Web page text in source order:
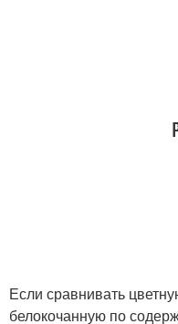
Если сравнивать
белокочанную по